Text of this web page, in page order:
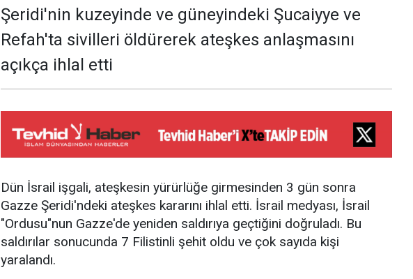
Şeridi'nin kuzeyinde ve güneyindeki Şucaiyye ve
Refah'ta sivilleri öldürerek ateşkes anlaşmasını
açıkça ihlal etti
Dün İsrail işgali, ateşkesin yürürlüğe girmesinden 3 gün sonra
Gazze Şeridi'ndeki ateşkes kararını ihlal etti. İsrail medyası, İsrail
"Ordusu"nun Gazze'de yeniden saldırıya geçtiğini doğruladı. Bu
saldırılar sonucunda 7 Filistinli şehit oldu ve çok sayıda kişi
yaralandı.